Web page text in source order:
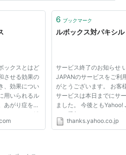
情の調節と高揚作用をあらわ
精神活動を活発にします。特
あるセロトニンの神経終末で
阻害する事により今までのこ
が少ないといわれています。
便秘、眠気、めまいなどの症
ックスとはど
させる効果の
、効果につい
用いられるル
あがり症を緩
ついてその働
あがり症治療
6 ブックマーク
ルボックス対パキシル
サービス終了のお知らせ
JAPANのサービスをご利
がとうございます。 お客
サービスは本日までにサ
ました。 今後ともYahoo!
をご愛顧くださいますよ
いたします。
thanks.yahoo.co.jp